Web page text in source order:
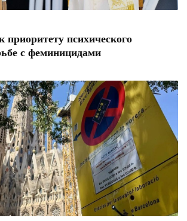
приоритету психического
с феминицидами